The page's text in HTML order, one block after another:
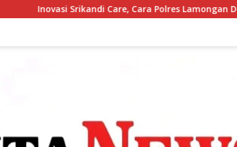
Cara Polres Lamongan Dekatkan Diri ke Masyarakat